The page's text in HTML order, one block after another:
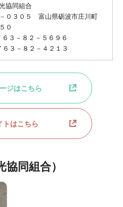
協同組合
０３０５ 富山県砺波市庄川町
０
３－８２－５６９６
６３－８２－４２１３
ジはこちら
トはこちら
同組合）